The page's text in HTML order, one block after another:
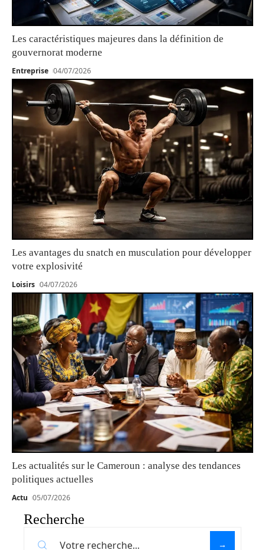
Les caractéristiques majeures dans la définition de
gouvernorat moderne
Entreprise 04/07/2026
Les avantages du snatch en musculation pour développer
votre explosivité
Loisirs 04/07/2026
Les actualités sur le Cameroun : analyse des tendances
politiques actuelles
Actu 05/07/2026
Recherche